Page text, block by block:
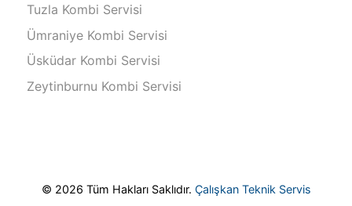
Tuzla Kombi Servisi
Ümraniye Kombi Servisi
Üsküdar Kombi Servisi
Zeytinburnu Kombi Servisi
© 2026 Tüm Hakları Saklıdır. Çalışkan Teknik Servis